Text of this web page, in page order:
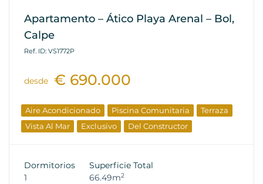
Apartamento – Ático Playa Arenal – Bol,
Calpe
Ref. ID: VS1772P
desde € 690.000
Aire Acondicionado Piscina Comunitaria
Terraza
Vista Al Mar
Exclusivo Del Constructor
Dormitorios
1
Superficie Total
66.49m2